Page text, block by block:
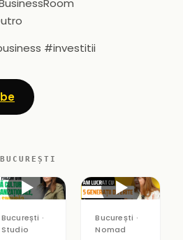
#investitii
▶
București ·
Studio
▶
București ·
Nomad